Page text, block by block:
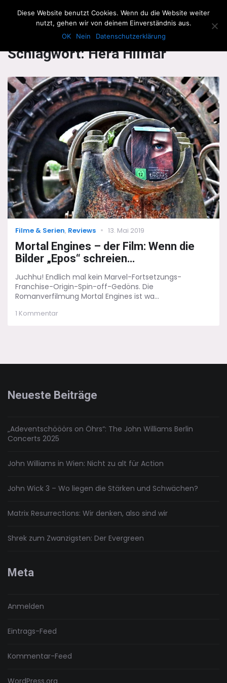
The Howling Men
Schlagwort:Hera Hilmar
Categories
Filme & Serien, Reviews
Posted
13. Mai 2019
Mortal Engines – der Film: Wenn die
Bilder „Epos“ schreien…
Juchhu! Endlich mal kein Marvel-Fortsetzungs-
Franchise-Origin-Spin-off-Gedöns. Die
Romanverfilmung Mortal Engines ist wa...
1 Kommentarzu
„Epos“
schreien…
Neueste Beiträge
„Adeventschööörs on Öhrs“: The John Williams Berlin
Concerts 2025
John Williams in Wien: Nicht zu alt für Action
John Wick 3 – Wo liegen die Stärken und Schwächen?
Matrix Resurrections: Wir denken, also sind wir
Shrek zum Zwanzigsten: Der Evergreen
Meta
Anmelden
Eintrags-Feed
Kommentar-Feed
WordPress.org
Diese Website benutzt Cookies. Wenn du die Website weiter
nutzt, gehen wir von deinem Einverständnis aus.
OK
Nein Datenschutzerklärung